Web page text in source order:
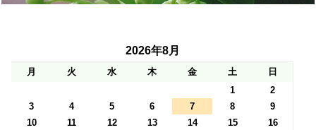
2026年8月
月 火 水 木 金 土
日
1
2
3
4 5 6 7 8
9
10
11 12 13 14 15
16